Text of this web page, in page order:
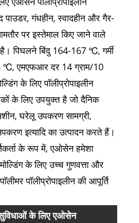
पाउडर, गंधहीन, स्वादहीन और गैर-
पर इस्तेमाल किए जाने वाले
पिघलने बिंदु 164-167 ℃, गर्मी
℃, एमएफआर दर 14 ग्राम/10
के लिए पॉलीप्रोपाइलीन
के लिए उपयुक्त है जो दैनिक
घरेलू उपकरण सामग्री,
इत्यादि का उत्पादन करते हैं।
के रूप में, एओसेन हमेशा
के लिए उच्च गुणवत्ता और
पॉलीप्रोपाइलीन की आपूर्ति
के लिए एओसेन